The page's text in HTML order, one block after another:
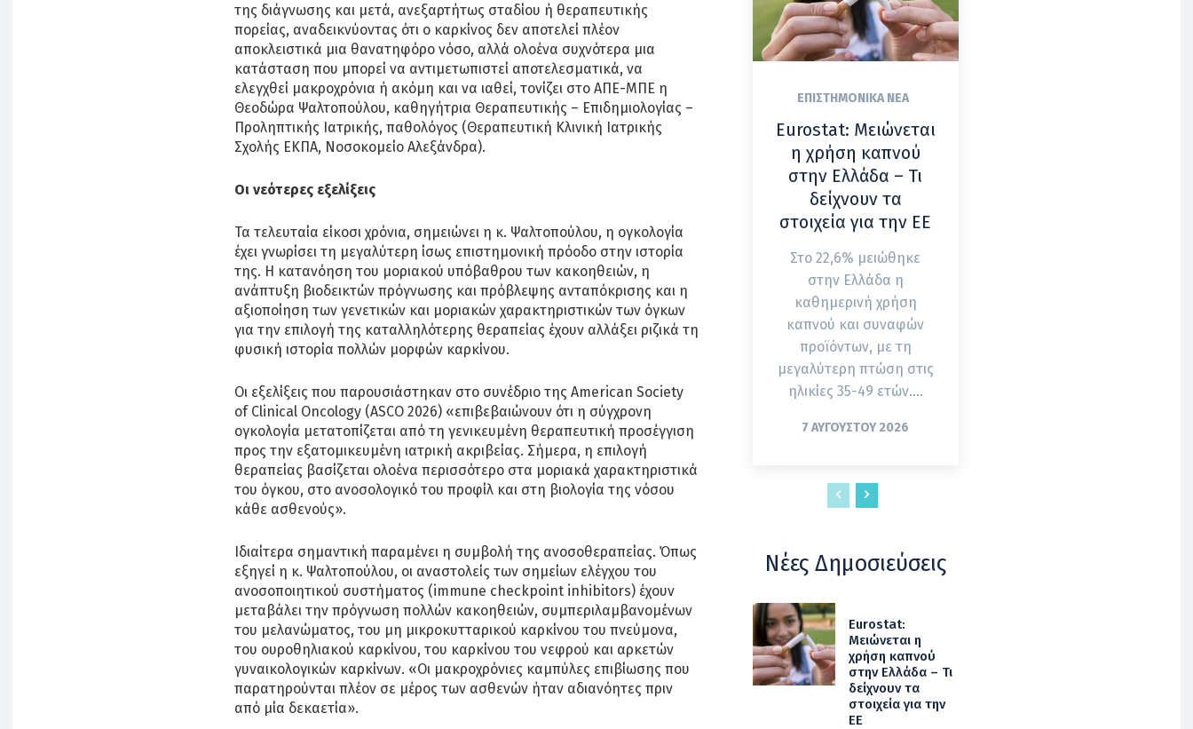
της διάγνωσης και μετά, ανεξαρτήτως σταδίου ή θεραπευτικής
πορείας, αναδεικνύοντας ότι ο καρκίνος δεν αποτελεί πλέον
αποκλειστικά μια θανατηφόρο νόσο, αλλά ολοένα συχνότερα μια
κατάσταση που μπορεί να αντιμετωπιστεί αποτελεσματικά, να
ελεγχθεί μακροχρόνια ή ακόμη και να ιαθεί, τονίζει στο ΑΠΕ-ΜΠΕ η
Θεοδώρα Ψαλτοπούλου, καθηγήτρια Θεραπευτικής – Επιδημιολογίας –
Προληπτικής Ιατρικής, παθολόγος (Θεραπευτική Κλινική Ιατρικής
Σχολής ΕΚΠΑ, Νοσοκομείο Αλεξάνδρα).
Οι νεότερες εξελίξεις
Τα τελευταία είκοσι χρόνια, σημειώνει η κ. Ψαλτοπούλου, η ογκολογία
έχει γνωρίσει τη μεγαλύτερη ίσως επιστημονική πρόοδο στην ιστορία
της. Η κατανόηση του μοριακού υπόβαθρου των κακοηθειών, η
ανάπτυξη βιοδεικτών πρόγνωσης και πρόβλεψης ανταπόκρισης και η
αξιοποίηση των γενετικών και μοριακών χαρακτηριστικών των όγκων
για την επιλογή της καταλληλότερης θεραπείας έχουν αλλάξει ριζικά τη
φυσική ιστορία πολλών μορφών καρκίνου.
Οι εξελίξεις που παρουσιάστηκαν στο συνέδριο της American Society
of Clinical Oncology (ASCO 2026) «επιβεβαιώνουν ότι η σύγχρονη
ογκολογία μετατοπίζεται από τη γενικευμένη θεραπευτική προσέγγιση
προς την εξατομικευμένη ιατρική ακριβείας. Σήμερα, η επιλογή
θεραπείας βασίζεται ολοένα περισσότερο στα μοριακά χαρακτηριστικά
του όγκου, στο ανοσολογικό του προφίλ και στη βιολογία της νόσου
κάθε ασθενούς».
Ιδιαίτερα σημαντική παραμένει η συμβολή της ανοσοθεραπείας. Όπως
εξηγεί η κ. Ψαλτοπούλου, οι αναστολείς των σημείων ελέγχου του
ανοσοποιητικού συστήματος (immune checkpoint inhibitors) έχουν
μεταβάλει την πρόγνωση πολλών κακοηθειών, συμπεριλαμβανομένων
του μελανώματος, του μη μικροκυτταρικού καρκίνου του πνεύμονα,
του ουροθηλιακού καρκίνου, του καρκίνου του νεφρού και αρκετών
γυναικολογικών καρκίνων. «Οι μακροχρόνιες καμπύλες επιβίωσης που
παρατηρούνται πλέον σε μέρος των ασθενών ήταν αδιανόητες πριν
από μία δεκαετία».
ΕΠΙΣΤΗΜΟΝΙΚΆ ΝΈΑ
Eurostat: Μειώνεται
η χρήση καπνού
στην Ελλάδα – Τι
δείχνουν τα
στοιχεία για την ΕΕ
Στο 22,6% μειώθηκε
στην Ελλάδα η
καθημερινή χρήση
καπνού και συναφών
προϊόντων, με τη
μεγαλύτερη πτώση στις
ηλικίες 35-49 ετών....
7 ΑΥΓΟΎΣΤΟΥ 2026
Νέες Δημοσιεύσεις
Eurostat:
Μειώνεται η
χρήση καπνού
στην Ελλάδα – Τι
δείχνουν τα
στοιχεία για την
ΕΕ